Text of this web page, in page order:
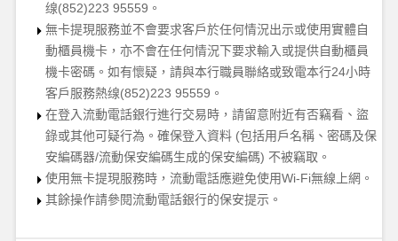
缐(852)223 95559。
無卡提現服務並不會要求客戶於任何情況出示或使用實體自
動櫃員機卡，亦不會在任何情況下要求輸入或提供自動櫃員
機卡密碼。如有懷疑，請與本行職員聯絡或致電本行24小時
客戶服務熱缐(852)223 95559。
在登入流動電話銀行進行交易時，請留意附近有否竊看、盜
錄或其他可疑行為。確保登入資料 (包括用戶名稱、密碼及保
安編碼器/流動保安編碼生成的保安編碼) 不被竊取。
使用無卡提現服務時，流動電話應避免使用Wi-Fi無線上網。
其餘操作請參閱流動電話銀行的保安提示。